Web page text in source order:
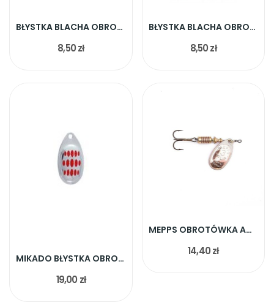
BŁYSTKA BLACHA OBROTOWA WEED HOOK GLD 10,5G
8,50 zł
BŁYSTKA BLACHA OBROTOWA WEED HOOK CHR 10,5G
8,50 zł
MIKADO BŁYSTKA OBROTOWA HYPNOTIC NR.3 SILVER RED
19,00 zł
MEPPS OBROTÓWKA AGLIA MIEDZIANA ROZ.00 1,5G
14,40 zł